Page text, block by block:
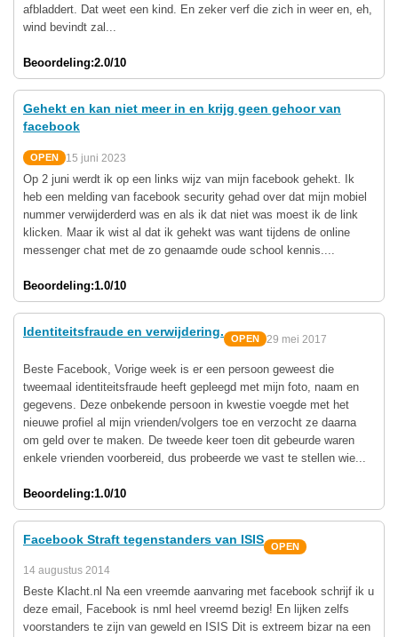
afbladdert. Dat weet een kind. En zeker verf die zich in weer en, eh,
wind bevindt zal...
Beoordeling:2.0/10
Gehekt en kan niet meer in en krijg geen gehoor van
facebook
OPEN 15 juni 2023
Op 2 juni werdt ik op een links wijz van mijn facebook gehekt. Ik
heb een melding van facebook security gehad over dat mijn mobiel
nummer verwijderderd was en als ik dat niet was moest ik de link
klicken. Maar ik wist al dat ik gehekt was want tijdens de online
messenger chat met de zo genaamde oude school kennis....
Beoordeling:1.0/10
Identiteitsfraude en verwijdering. OPEN 29 mei 2017
Beste Facebook, Vorige week is er een persoon geweest die
tweemaal identiteitsfraude heeft gepleegd met mijn foto, naam en
gegevens. Deze onbekende persoon in kwestie voegde met het
nieuwe profiel al mijn vrienden/volgers toe en verzocht ze daarna
om geld over te maken. De tweede keer toen dit gebeurde waren
enkele vrienden voorbereid, dus probeerde we vast te stellen wie...
Beoordeling:1.0/10
Facebook Straft tegenstanders van ISIS OPEN
14 augustus 2014
Beste Klacht.nl Na een vreemde aanvaring met facebook schrijf ik u
deze email, Facebook is nml heel vreemd bezig! En lijken zelfs
voorstanders te zijn van geweld en ISIS Dit is extreem bizar na een